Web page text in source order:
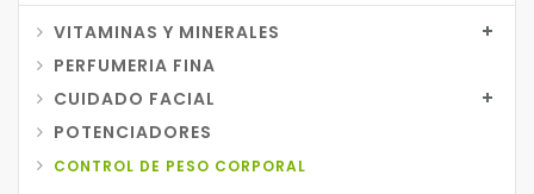
VITAMINAS Y MINERALES
PERFUMERIA FINA
CUIDADO FACIAL
POTENCIADORES
CONTROL DE PESO CORPORAL